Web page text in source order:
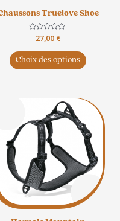
Truelove Shoe
Note
sur
5
27,00 €
Choix des options
choisies
Ce
produit
a
plusieurs
Les
options
peuvent